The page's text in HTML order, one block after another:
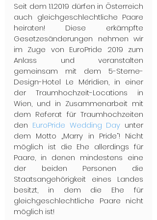
Seit dem 1.1.2019 dürfen in Österreich
auch gleichgeschlechtliche Paare
heiraten! Diese erkämpfte
Gesetzesänderungen nehmen wir
im Zuge von EuroPride 2019 zum
Anlass und veranstalten
gemeinsam mit dem 5-Sterne-
Design-Hotel Le Méridien, in einer
der Traumhochzeit-Locations in
Wien, und in Zusammenarbeit mit
dem Referat für Traumhochzeiten
den EuroPride Wedding Day unter
dem Motto „Marry in Pride“! Nicht
möglich ist die Ehe allerdings für
Paare, in denen mindestens eine
der beiden Personen die
Staatsangehörigkeit eines Landes
besitzt, in dem die Ehe für
gleichgeschlechtliche Paare nicht
möglich ist!